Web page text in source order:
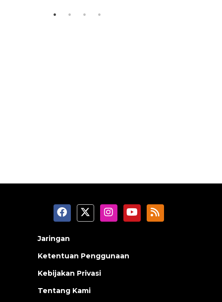
Jaringan
Ketentuan Penggunaan
Kebijakan Privasi
Tentang Kami